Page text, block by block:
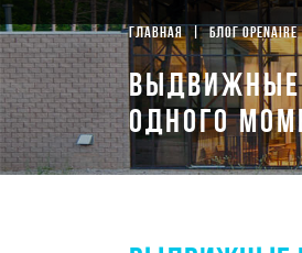
ГЛАВНАЯ БЛОГ OPENAIRE
ВЫДВИЖНЫЕ
ОДНОГО